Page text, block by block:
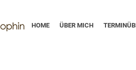
HOME ÜBER MICH